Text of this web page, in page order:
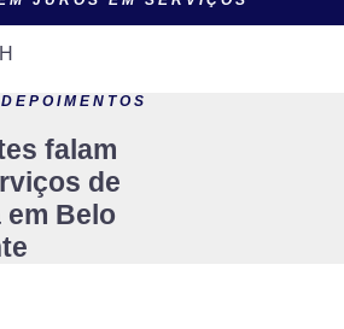
DEPOIMENTOS
falam
de
Belo